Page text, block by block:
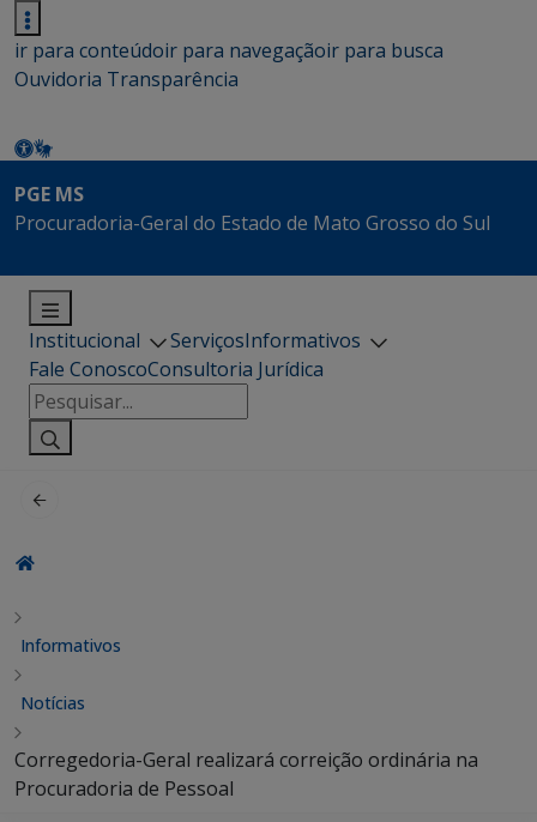
ir para conteúdoir para navegaçãoir para busca
Ouvidoria Transparência
PGE MS
Procuradoria-Geral do Estado de Mato Grosso do Sul
Institucional ServiçosInformativos
Fale ConoscoConsultoria Jurídica
Pesquisar
por:
Informativos
Notícias
Corregedoria-Geral realizará correição ordinária na
Procuradoria de Pessoal